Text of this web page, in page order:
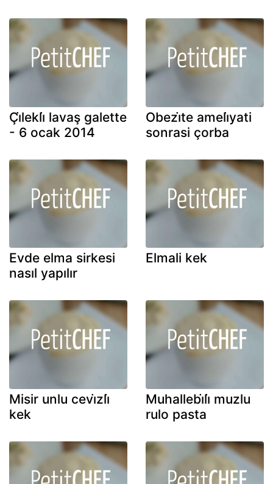
Çi̇lekli̇ lavaş galette
- 6 ocak 2014
Obezi̇te ameli̇yati
sonrasi çorba
Evde elma sirkesi
nasıl yapılır
Elmali kek
Misir unlu cevi̇zli̇
kek
Muhallebi̇li̇ muzlu
rulo pasta